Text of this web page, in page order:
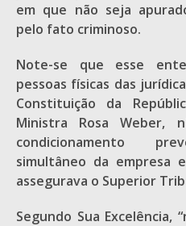
em que não seja
pelo fato criminoso.
Note-se que esse
pessoas físicas das
Constituição da
Ministra Rosa Weber,
condicionamento
simultâneo da empresa
assegurava o Superior
Segundo Sua Excelência,